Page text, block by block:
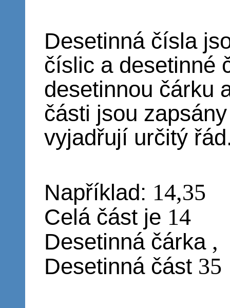
Desetinná čísla
číslic a desetinné
desetinnou čárku
části jsou
vyjadřují určitý
Například: 14,35
Celá část je 14
Desetinná čárka ,
Desetinná část 35